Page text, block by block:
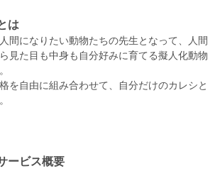
は
間になりたい動物たちの先生となって、人間
見た目も中身も自分好みに育てる擬人化動物
を自由に組み合わせて、自分だけのカレシと
ービス概要